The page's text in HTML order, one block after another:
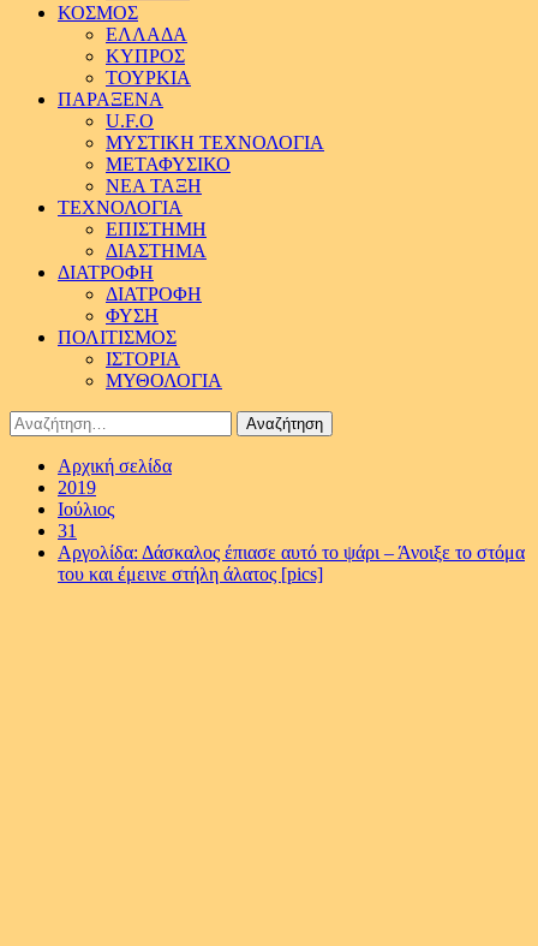
ΚΟΣΜΟΣ
ΕΛΛΑΔΑ
ΚΥΠΡΟΣ
ΤΟΥΡΚΙΑ
ΠΑΡΑΞΕΝΑ
U.F.O
ΜΥΣΤΙΚΗ ΤΕΧΝΟΛΟΓΙΑ
ΜΕΤΑΦΥΣΙΚΟ
ΝΕΑ ΤΑΞΗ
ΤΕΧΝΟΛΟΓΙΑ
ΕΠΙΣΤΗΜΗ
ΔΙΑΣΤΗΜΑ
ΔΙΑΤΡΟΦΗ
ΔΙΑΤΡΟΦΗ
ΦΥΣΗ
ΠΟΛΙΤΙΣΜΟΣ
ΙΣΤΟΡΙΑ
ΜΥΘΟΛΟΓΙΑ
Αναζήτηση
για:
Αρχική σελίδα
2019
Ιούλιος
31
Αργολίδα: Δάσκαλος έπιασε αυτό το ψάρι – Άνοιξε το στόμα
του και έμεινε στήλη άλατος [pics]